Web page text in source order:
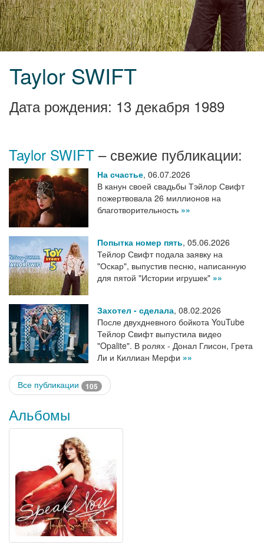
Taylor SWIFT
Дата рождения: 13 декабря 1989
Taylor SWIFT – свежие публикации:
На счастье, 06.07.2026
В канун своей свадьбы Тэйлор Свифт
пожертвовала 26 миллионов на
благотворительность »»
Попытка номер пять, 05.06.2026
Тейлор Свифт подала заявку на
"Оскар", выпустив песню, написанную
для пятой "Истории игрушек" »»
Захотел - сделала, 08.02.2026
После двухдневного бойкота YouTube
Тейлор Свифт выпустила видео
"Opalite". В ролях - Донал Глисон, Грета
Ли и Киллиан Мерфи »»
Все публикации 105
Альбомы